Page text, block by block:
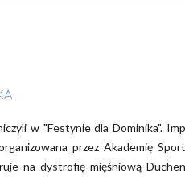
w "Festynie dla Dominika".
przez Akademię
na dystrofię mięśniową